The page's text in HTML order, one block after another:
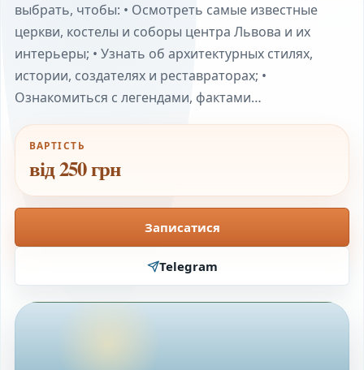
выбрать, чтобы: • Осмотреть самые известные
церкви, костелы и соборы центра Львова и их
интерьеры; • Узнать об архитектурных стилях,
истории, создателях и реставраторах; •
Ознакомиться с легендами, фактами…
ВАРТІСТЬ
від 250 грн
Записатися
Telegram